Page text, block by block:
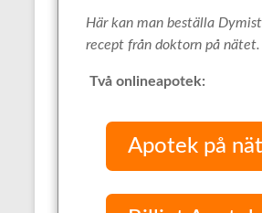
Här kan man beställa
recept från doktorn på nätet.
Två onlineapotek:
Apotek på